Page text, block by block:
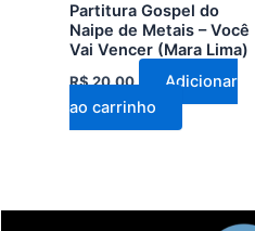
Partitura Gospel do
Naipe de Metais – Você
Vai Vencer (Mara Lima)
R$20,00
Adicionar
ao carrinho